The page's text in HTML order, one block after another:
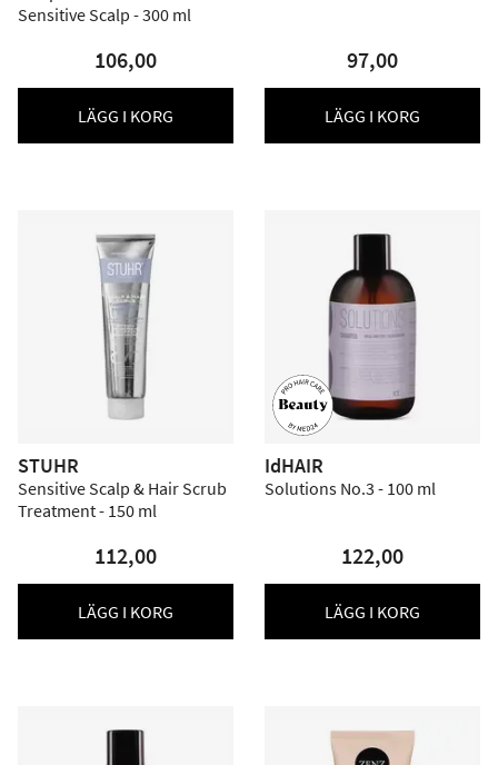
Sensitive Scalp - 300 ml
106,00
LÄGG I KORG
97,00
LÄGG I KORG
STUHR
Sensitive Scalp & Hair Scrub
Treatment - 150 ml
112,00
LÄGG I KORG
IdHAIR
Solutions No.3 - 100 ml
122,00
LÄGG I KORG